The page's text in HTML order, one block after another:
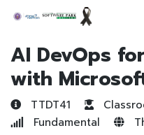
AI DevOps
with
TTDT41
Fundamental